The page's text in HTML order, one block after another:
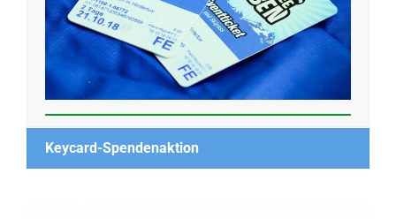
Keycard-Spendenaktion